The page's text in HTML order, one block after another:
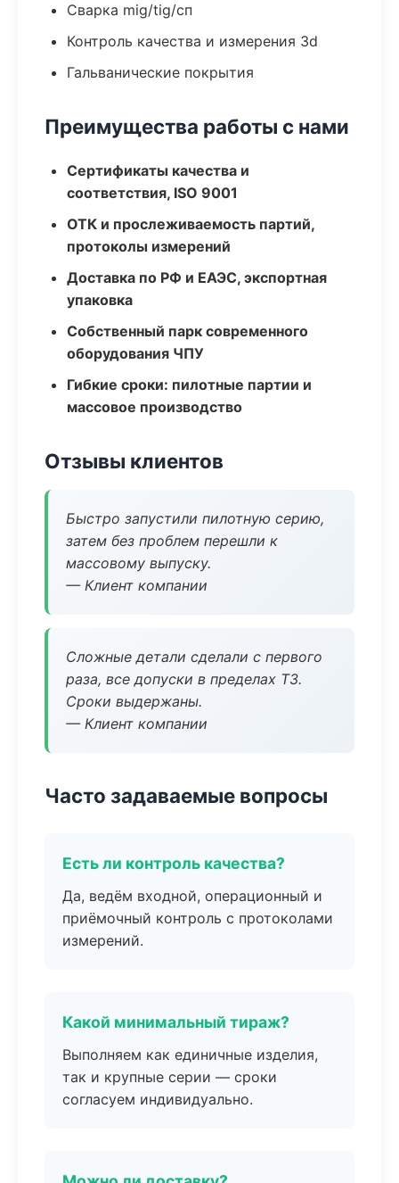
Сварка mig/tig/сп
Контроль качества и измерения 3d
Гальванические покрытия
Преимущества работы с нами
Сертификаты качества и
соответствия, ISO 9001
ОТК и прослеживаемость партий,
протоколы измерений
Доставка по РФ и ЕАЭС, экспортная
упаковка
Собственный парк современного
оборудования ЧПУ
Гибкие сроки: пилотные партии и
массовое производство
Отзывы клиентов
Быстро запустили пилотную серию,
затем без проблем перешли к
массовому выпуску.
— Клиент компании
Сложные детали сделали с первого
раза, все допуски в пределах ТЗ.
Сроки выдержаны.
— Клиент компании
Часто задаваемые вопросы
Есть ли контроль качества?
Да, ведём входной, операционный и
приёмочный контроль с протоколами
измерений.
Какой минимальный тираж?
Выполняем как единичные изделия,
так и крупные серии — сроки
согласуем индивидуально.